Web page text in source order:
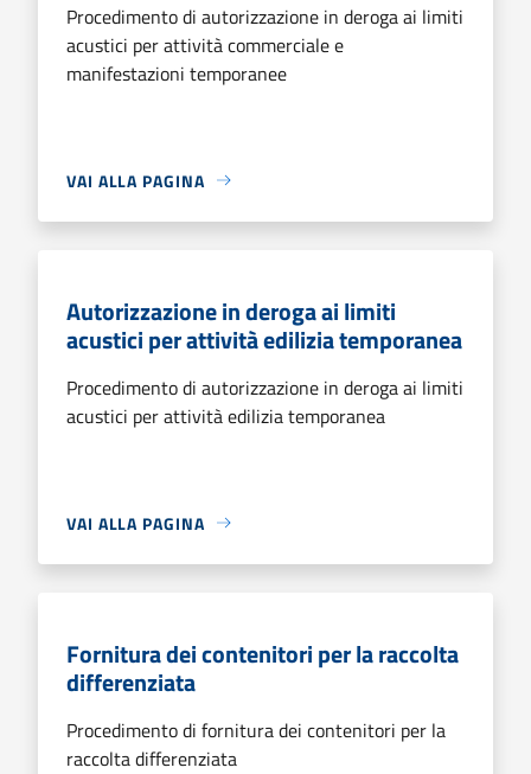
Procedimento di autorizzazione in deroga ai limiti
acustici per attività commerciale e
manifestazioni temporanee
VAI ALLA PAGINA
Autorizzazione in deroga ai limiti
acustici per attività edilizia temporanea
Procedimento di autorizzazione in deroga ai limiti
acustici per attività edilizia temporanea
VAI ALLA PAGINA
Fornitura dei contenitori per la raccolta
differenziata
Procedimento di fornitura dei contenitori per la
raccolta differenziata